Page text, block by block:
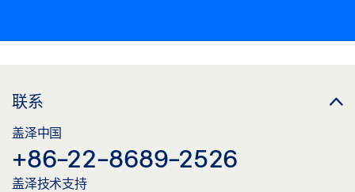
联系
盖泽中国
+86-22-8689-2526
盖泽技术支持